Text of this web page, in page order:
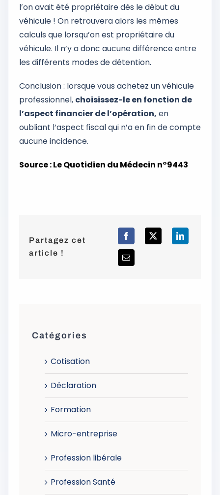
l’on avait été propriétaire dès le début du
véhicule ! On retrouvera alors les mêmes
calculs que lorsqu’on est propriétaire du
véhicule. Il n’y a donc aucune différence entre
les différents modes de détention.
Conclusion : lorsque vous achetez un véhicule
professionnel, choisissez-le en fonction de
l’aspect financier de l’opération, en
oubliant l’aspect fiscal qui n’a en fin de compte
aucune incidence.
Source : Le Quotidien du Médecin n°9443
Partagez cet
article !
Catégories
Cotisation
Déclaration
Formation
Micro-entreprise
Profession libérale
Profession Santé